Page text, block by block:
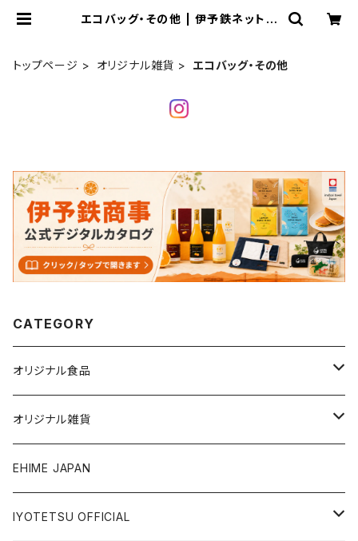
エコバッグ・その他 | 伊予鉄ネットシ
トップページ オリジナル雑貨 エコバッグ・その他
CATEGORY
オリジナル食品
銘菓・名産
ジュース・飲料
調味料
オリジナル雑貨
タオル・ボディケア
アパレル
EHIME JAPAN
IYOTETSU OFFICIAL